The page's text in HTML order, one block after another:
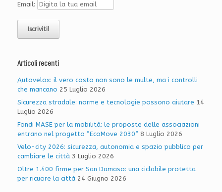
Email:
Articoli recenti
Autovelox: il vero costo non sono le multe, ma i controlli
che mancano 25 Luglio 2026
Sicurezza stradale: norme e tecnologie possono aiutare 14
Luglio 2026
Fondi MASE per la mobilità: le proposte delle associazioni
entrano nel progetto “EcoMove 2030” 8 Luglio 2026
Velo-city 2026: sicurezza, autonomia e spazio pubblico per
cambiare le città 3 Luglio 2026
Oltre 1.400 firme per San Damaso: una ciclabile protetta
per ricucire la città 24 Giugno 2026